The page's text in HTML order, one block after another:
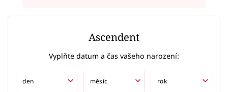
Ascendent
Vyplňte datum a čas vašeho narození: